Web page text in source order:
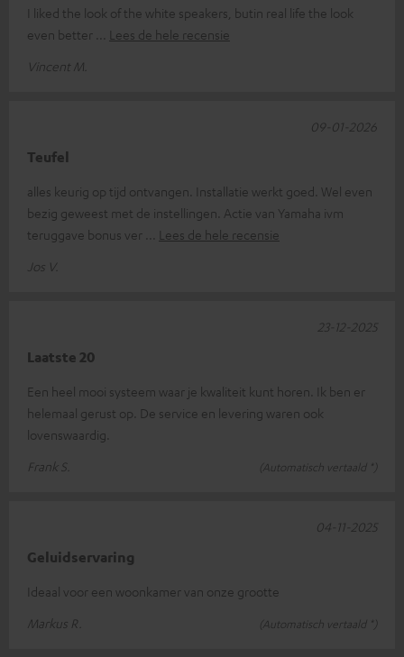
I liked the look of the white speakers, butin real life the look
even better
Lees de hele recensie
Vincent M.
Teufel
alles keurig op tijd ontvangen. Installatie werkt goed. Wel even
bezig geweest met de instellingen. Actie van Yamaha ivm
teruggave bonus ver
Lees de hele recensie
Jos V.
09-01-2026
Laatste 20
Een heel mooi systeem waar je kwaliteit kunt horen. Ik ben er
helemaal gerust op. De service en levering waren ook
lovenswaardig.
Frank S.
(Automatisch vertaald *)
23-12-2025
Geluidservaring
Ideaal voor een woonkamer van onze grootte
Markus R.
(Automatisch vertaald *)
04-11-2025